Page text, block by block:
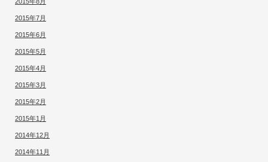
2015年7月
2015年6月
2015年5月
2015年4月
2015年3月
2015年2月
2015年1月
2014年12月
2014年11月